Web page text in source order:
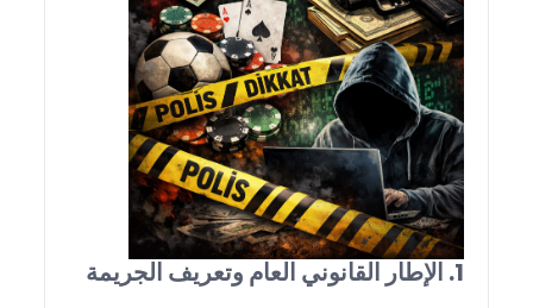
1. الإطار القانوني العام وتعريف الجريمة